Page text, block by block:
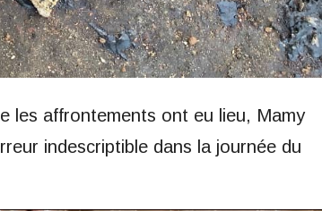
les affrontements ont eu lieu, Mamy
indescriptible dans la journée du